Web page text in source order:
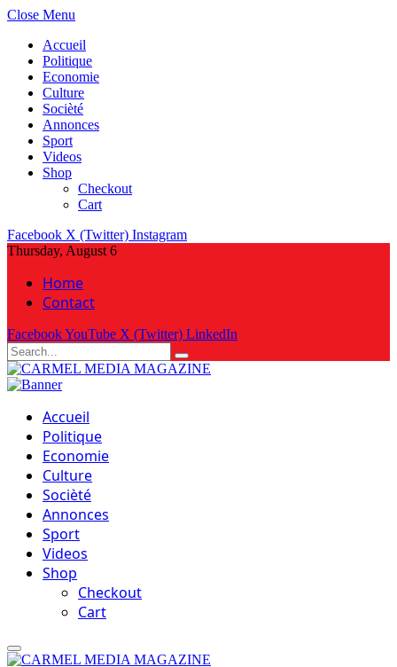
Close Menu
Accueil
Politique
Economie
Culture
Socièté
Annonces
Sport
Videos
Shop
Checkout
Cart
Facebook X (Twitter) Instagram
Thursday, August 6
Home
Contact
FacebookYouTube X (Twitter) LinkedIn
Accueil
Politique
Economie
Culture
Socièté
Annonces
Sport
Videos
Shop
Checkout
Cart